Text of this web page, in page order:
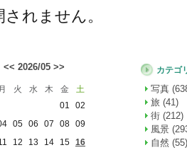
されません。
<< 2026/05 >>
月 火 水 木 金
土
01
02
05 06 07 08
09
12 13 14 15
16
カテゴ
写真
旅 (41)
街 (212)
風景
自然 (55)